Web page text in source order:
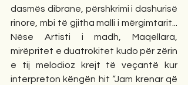
dasmës dibrane, përshkrimi i dashurisë
rinore, mbi të gjitha malli i mërgimtarit...
Nëse Artisti i madh, Maqellara,
mirëpritet e duatrokitet kudo për zërin
e tij melodioz krejt të veçantë kur
interpreton këngën hit “Jam krenar që